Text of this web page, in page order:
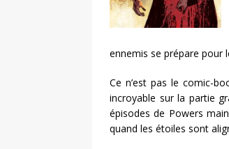
ennemis se prépare pour
Ce n’est pas le comic-
incroyable sur la partie
épisodes de Powers
quand les étoiles sont